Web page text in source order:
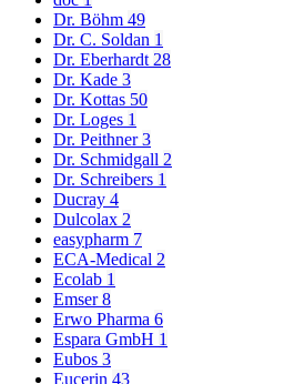
Dr. Böhm 49
Dr. C. Soldan 1
Dr. Eberhardt28
Dr. Kade 3
Dr. Kottas 50
Dr. Loges 1
Dr. Peithner3
Dr. Schmidgall 2
Dr. Schreibers 1
Ducray 4
Dulcolax 2
easypharm 7
ECA-Medical 2
Ecolab 1
Emser8
Erwo Pharma 6
Espara GmbH 1
Eubos 3
Eucerin 43